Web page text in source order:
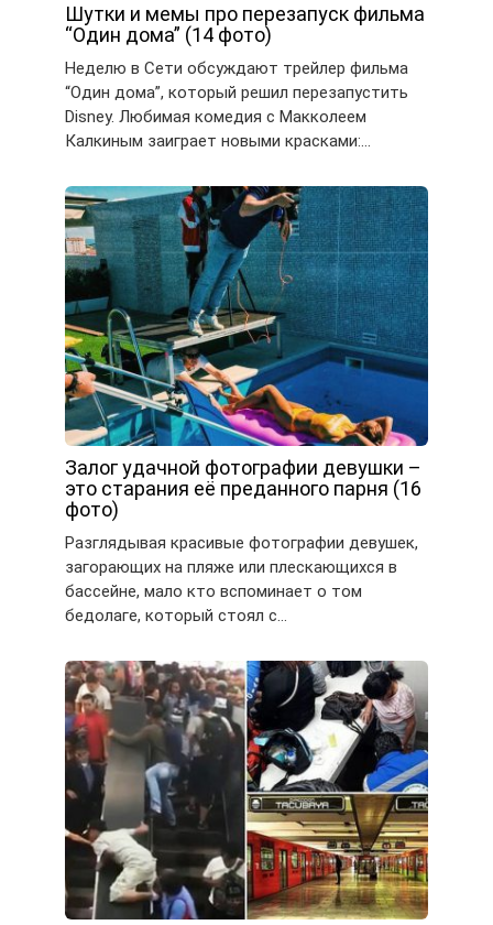
Шутки и мемы про перезапуск фильма
“Один дома” (14 фото)
Неделю в Сети обсуждают трейлер фильма
“Один дома”, который решил перезапустить
Disney. Любимая комедия с Макколеем
Калкиным заиграет новыми красками:…
Залог удачной фотографии девушки –
это старания её преданного парня (16
фото)
Разглядывая красивые фотографии девушек,
загорающих на пляже или плескающихся в
бассейне, мало кто вспоминает о том
бедолаге, который стоял с…